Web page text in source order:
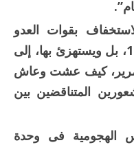
بقوات العدو
حتى يوم 4 يونيو 1967، بل ويستهزئ بها، إلى
1967 بواقع مرير، كيف عشت وعاش
المتناقضين بين
الهجومية فى وحدة